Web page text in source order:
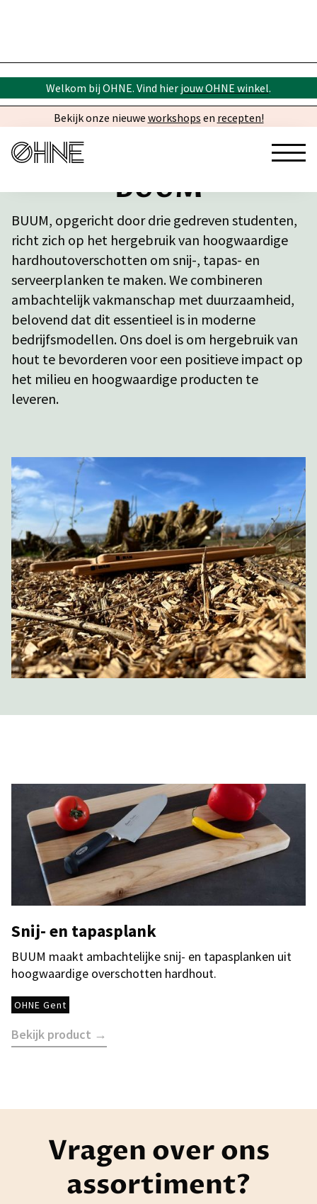
Welkom bij OHNE. Vind hier jouw OHNE winkel.
Bekijk onze nieuwe workshops en recepten!
BUUM
BUUM, opgericht door drie gedreven studenten,
richt zich op het hergebruik van hoogwaardige
hardhoutoverschotten om snij-, tapas- en
serveerplanken te maken. We combineren
ambachtelijk vakmanschap met duurzaamheid,
belovend dat dit essentieel is in moderne
bedrijfsmodellen. Ons doel is om hergebruik van
hout te bevorderen voor een positieve impact op
het milieu en hoogwaardige producten te
leveren.
Snij- en tapasplank
BUUM maakt ambachtelijke snij- en tapasplanken uit
hoogwaardige overschotten hardhout.
OHNE Gent
Bekijk product →
Vragen over ons
assortiment?